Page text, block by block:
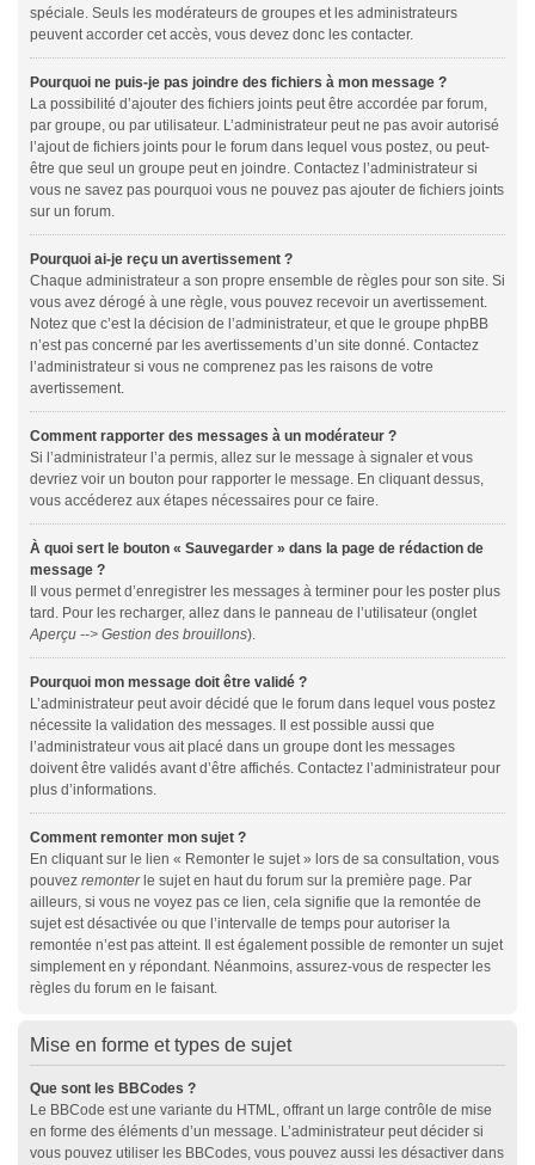
spéciale. Seuls les modérateurs de groupes et les administrateurs
peuvent accorder cet accès, vous devez donc les contacter.
Pourquoi ne puis-je pas joindre des fichiers à mon message ?
La possibilité d’ajouter des fichiers joints peut être accordée par forum,
par groupe, ou par utilisateur. L’administrateur peut ne pas avoir autorisé
l’ajout de fichiers joints pour le forum dans lequel vous postez, ou peut-
être que seul un groupe peut en joindre. Contactez l’administrateur si
vous ne savez pas pourquoi vous ne pouvez pas ajouter de fichiers joints
sur un forum.
Pourquoi ai-je reçu un avertissement ?
Chaque administrateur a son propre ensemble de règles pour son site. Si
vous avez dérogé à une règle, vous pouvez recevoir un avertissement.
Notez que c’est la décision de l’administrateur, et que le groupe phpBB
n’est pas concerné par les avertissements d’un site donné. Contactez
l’administrateur si vous ne comprenez pas les raisons de votre
avertissement.
Comment rapporter des messages à un modérateur ?
Si l’administrateur l’a permis, allez sur le message à signaler et vous
devriez voir un bouton pour rapporter le message. En cliquant dessus,
vous accéderez aux étapes nécessaires pour ce faire.
À quoi sert le bouton « Sauvegarder » dans la page de rédaction de
message ?
Il vous permet d’enregistrer les messages à terminer pour les poster plus
tard. Pour les recharger, allez dans le panneau de l’utilisateur (onglet
Aperçu --> Gestion des brouillons).
Pourquoi mon message doit être validé ?
L’administrateur peut avoir décidé que le forum dans lequel vous postez
nécessite la validation des messages. Il est possible aussi que
l’administrateur vous ait placé dans un groupe dont les messages
doivent être validés avant d’être affichés. Contactez l’administrateur pour
plus d’informations.
Comment remonter mon sujet ?
En cliquant sur le lien « Remonter le sujet » lors de sa consultation, vous
pouvez remonterle sujet en haut du forum sur la première page. Par
ailleurs, si vous ne voyez pas ce lien, cela signifie que la remontée de
sujet est désactivée ou que l’intervalle de temps pour autoriser la
remontée n’est pas atteint. Il est également possible de remonter un sujet
simplement en y répondant. Néanmoins, assurez-vous de respecter les
règles du forum en le faisant.
Mise en forme et types de sujet
Que sont les BBCodes ?
Le BBCode est une variante du HTML, offrant un large contrôle de mise
en forme des éléments d’un message. L’administrateur peut décider si
vous pouvez utiliser les BBCodes, vous pouvez aussi les désactiver dans